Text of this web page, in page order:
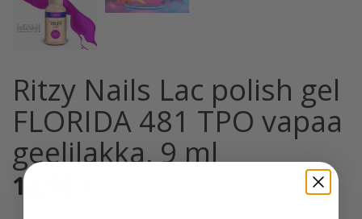
Ritzy Nails Lac polish gel
FLORIDA 481 TPO vapaa
geelilakka, 9 ml
12,50